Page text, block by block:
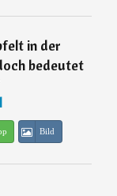
in der
bedeutet
Bild